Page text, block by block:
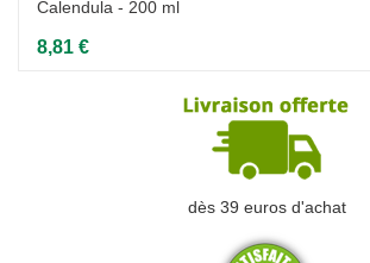
Calendula - 200 ml
8,81 €
dès 39 euros d'achat